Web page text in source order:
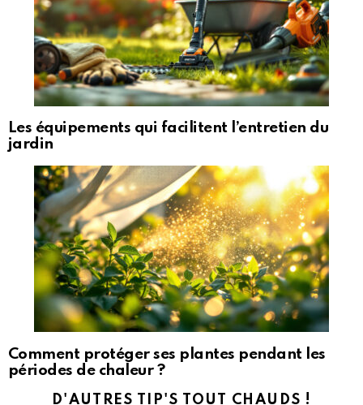
Les équipements qui facilitent l’entretien du
jardin
Comment protéger ses plantes pendant les
périodes de chaleur ?
D'AUTRES TIP'S TOUT CHAUDS !